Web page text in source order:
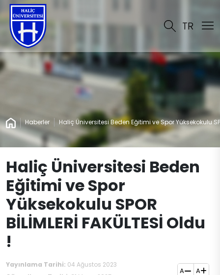
TR
Haberler Haliç Üniversitesi Beden Eğitimi ve Spor Yüksekokulu
Haliç Üniversitesi Beden
Eğitimi ve Spor
Yüksekokulu SPOR
BİLİMLERİ FAKÜLTESİ Oldu
!
Yayınlama Tarihi: 04 Ağustos 2023
A A